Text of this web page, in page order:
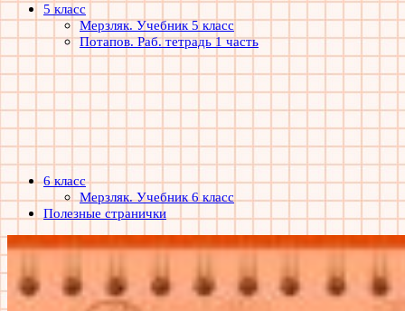
5 класс
Мерзляк. Учебник 5 класс
Потапов. Раб. тетрадь 1 часть
6 класс
Мерзляк. Учебник 6 класс
Полезные странички